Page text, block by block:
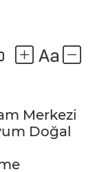
Merkezi
Doğal